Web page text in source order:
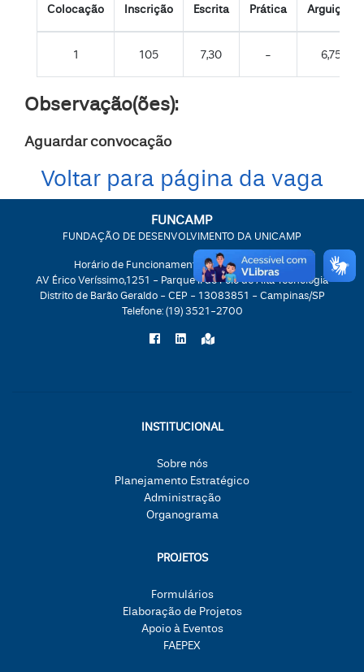
Colocação Inscrição
Escrita
Prática
Arguição
1 105 7,30 - 6,75
Observação(ões):
Aguardar convocação
Voltar para página da vaga
FUNCAMP
FUNDAÇÃO DE DESENVOLVIMENTO DA UNICAMP
Horário de Funcionamento: 08:30h às 17:30h
AV Érico Veríssimo,1251 - Parque II do Polo de Alta Tecnologia
Distrito de Barão Geraldo - CEP - 13083851 - Campinas/SP
Telefone: (19) 3521-2700
INSTITUCIONAL
Sobre nós
Planejamento Estratégico
Administração
Organograma
PROJETOS
Formulários
Elaboração de Projetos
Apoio à Eventos
FAEPEX